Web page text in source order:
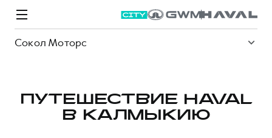
Сокол Моторс
ПУТЕШЕСТВИЕ HAVAL
В КАЛМЫКИЮ